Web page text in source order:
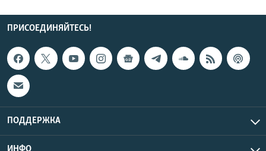
ПРИСОЕДИНЯЙТЕСЬ!
ПОДДЕРЖКА